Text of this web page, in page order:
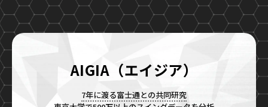
AIGIA（エイジア）
7年に渡る富士通との共同研究